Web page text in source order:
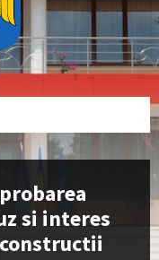
si interes